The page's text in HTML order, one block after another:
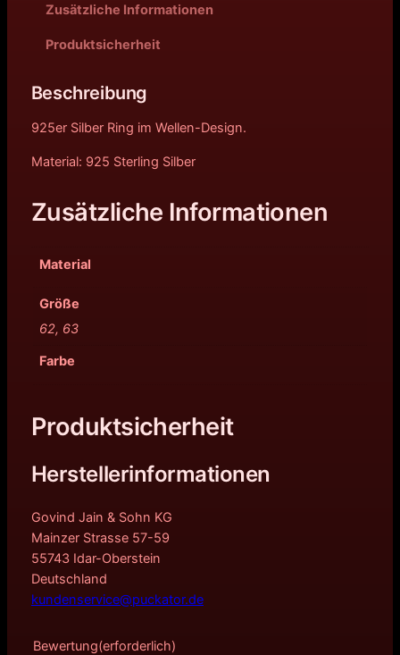
Zusätzliche Informationen
Produktsicherheit
Beschreibung
925er Silber Ring im Wellen-Design.
Material: 925 Sterling Silber
Zusätzliche Informationen
Material
Größe
62, 63
Farbe
Produktsicherheit
Herstellerinformationen
Govind Jain & Sohn KG
Mainzer Strasse 57-59
55743 Idar-Oberstein
Deutschland
kundenservice@puckator.de
Bewertung(erforderlich)